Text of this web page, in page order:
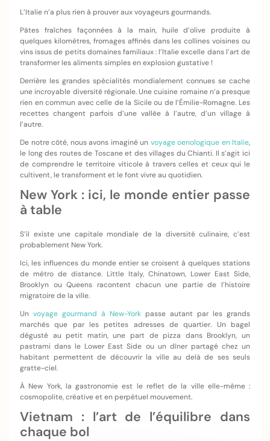
L’Italie n’a plus rien à prouver aux voyageurs gourmands.
Pâtes fraîches façonnées à la main, huile d’olive produite à
quelques kilomètres, fromages affinés dans les collines voisines ou
vins issus de petits domaines familiaux : l’Italie excelle dans l’art de
transformer les aliments simples en explosion gustative !
Derrière les grandes spécialités mondialement connues se cache
une incroyable diversité régionale. Une cuisine romaine n’a presque
rien en commun avec celle de la Sicile ou de l’Émilie-Romagne. Les
recettes changent parfois d’une vallée à l’autre, d’un village à
l’autre.
De notre côté, nous avons imaginé un voyage oenologique en Italie,
le long des routes de Toscane et des villages du Chianti. Il s’agit ici
de comprendre le territoire viticole à travers celles et ceux qui le
cultivent, le transforment et le font vivre au quotidien.
New York : ici, le monde entier passe
à table
S’il existe une capitale mondiale de la diversité culinaire, c’est
probablement New York.
Ici, les influences du monde entier se croisent à quelques stations
de métro de distance. Little Italy, Chinatown, Lower East Side,
Brooklyn ou Queens racontent chacun une partie de l’histoire
migratoire de la ville.
Un voyage gourmand à New-York passe autant par les grands
marchés que par les petites adresses de quartier. Un bagel
dégusté au petit matin, une part de pizza dans Brooklyn, un
pastrami dans le Lower East Side ou un dîner partagé chez un
habitant permettent de découvrir la ville au delà de ses seuls
gratte-ciel.
À New York, la gastronomie est le reflet de la ville elle-même :
cosmopolite, créative et en perpétuel mouvement.
Vietnam : l’art de l’équilibre dans
chaque bol